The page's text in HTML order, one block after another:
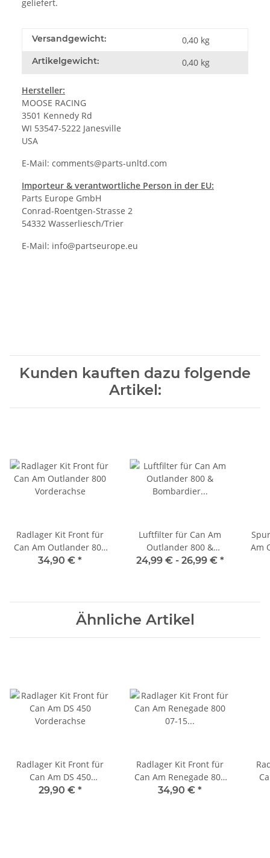
geliefert.
Versandgewicht: 0,40 kg
Artikelgewicht: 0,40 kg
Hersteller:
MOOSE RACING
3501 Kennedy Rd
WI 53547-5222 Janesville
USA
E-Mail: comments@parts-unltd.com
Importeur & verantwortliche Person in der EU:
Parts Europe GmbH
Conrad-Roentgen-Strasse 2
54332 Wasserliesch/Trier
E-Mail: info@partseurope.eu
Kunden kauften dazu folgende
Artikel:
Radlager Kit Front für
Can Am Outlander 800
Vorderachse
34,90 € *
Luftfilter für Can Am
Outlander 800 &
Bombardier Outlander
24,99 € - 26,99 € *
Am
Ähnliche Artikel
Radlager Kit Front für
Can Am DS 450
Vorderachse
29,90 € *
Radlager Kit Front für
Can Am Renegade 800
07-15 Vorderachse
34,90 € *